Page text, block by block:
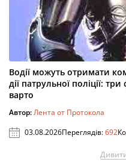
Водії можуть отримати
дії патрульної поліції:
варто
Автор:Лента от Протокола
03.08.2026Переглядів:692